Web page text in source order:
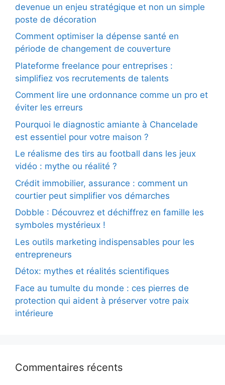
devenue un enjeu stratégique et non un simple
poste de décoration
Comment optimiser la dépense santé en
période de changement de couverture
Plateforme freelance pour entreprises :
simplifiez vos recrutements de talents
Comment lire une ordonnance comme un pro et
éviter les erreurs
Pourquoi le diagnostic amiante à Chancelade
est essentiel pour votre maison ?
Le réalisme des tirs au football dans les jeux
vidéo : mythe ou réalité ?
Crédit immobilier, assurance : comment un
courtier peut simplifier vos démarches
Dobble : Découvrez et déchiffrez en famille les
symboles mystérieux !
Les outils marketing indispensables pour les
entrepreneurs
Détox: mythes et réalités scientifiques
Face au tumulte du monde : ces pierres de
protection qui aident à préserver votre paix
intérieure
Commentaires récents